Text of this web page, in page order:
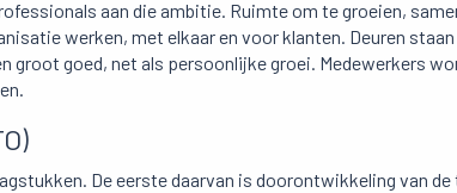
aan die ambitie. Ruimte om te groeien,
werken, met elkaar en voor klanten. Deuren
groot goed, net als persoonlijke groei. Medewerkers
De eerste daarvan is doorontwikkeling van